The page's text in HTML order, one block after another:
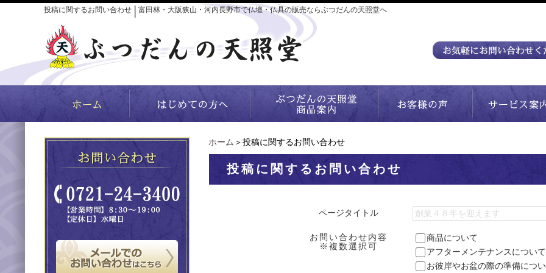
投稿に関するお問い合わせ 富田林・大阪狭山・河内長野市で仏壇・仏具の販売ならぶつだんの天照堂へ
ホーム ＞投稿に関するお問い合わせ
投稿に関するお問い合わせ
ページタイトル
お問い合わせ内容
※複数選択可
商品について
アフターメンテナンスについて
お彼岸やお盆の際の準備につ